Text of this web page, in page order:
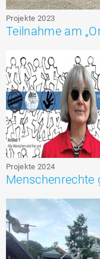
Projekte 2023
Teilnahme am
Projekte 2024
Menschenrechte